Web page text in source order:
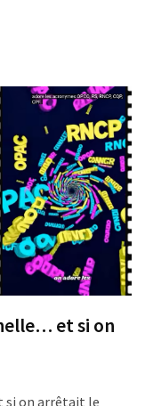
et si on
si on arrêtait le